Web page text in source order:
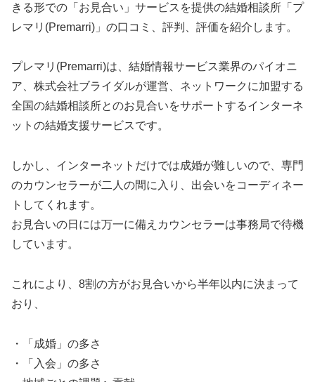
きる形での「お見合い」サービスを提供の結婚相談所「プ
レマリ(Premarri)」の口コミ、評判、評価を紹介します。
プレマリ(Premarri)は、結婚情報サービス業界のパイオニ
ア、株式会社ブライダルが運営、ネットワークに加盟する
全国の結婚相談所とのお見合いをサポートするインターネ
ットの結婚支援サービスです。
しかし、インターネットだけでは成婚が難しいので、専門
のカウンセラーが二人の間に入り、出会いをコーディネー
トしてくれます。
お見合いの日には万一に備えカウンセラーは事務局で待機
しています。
これにより、8割の方がお見合いから半年以内に決まって
おり、
・「成婚」の多さ
・「入会」の多さ